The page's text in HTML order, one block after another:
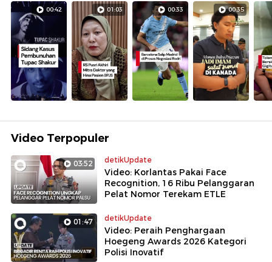
00:42 01:03 00:33 00:35
Video Terpopuler
03:52 detikUpdate
Video: Korlantas Pakai Face
Recognition, 16 Ribu Pelanggaran
Pelat Nomor Terekam ETLE
01:47 detikUpdate
Video: Peraih Penghargaan
Hoegeng Awards 2026 Kategori
Polisi Inovatif